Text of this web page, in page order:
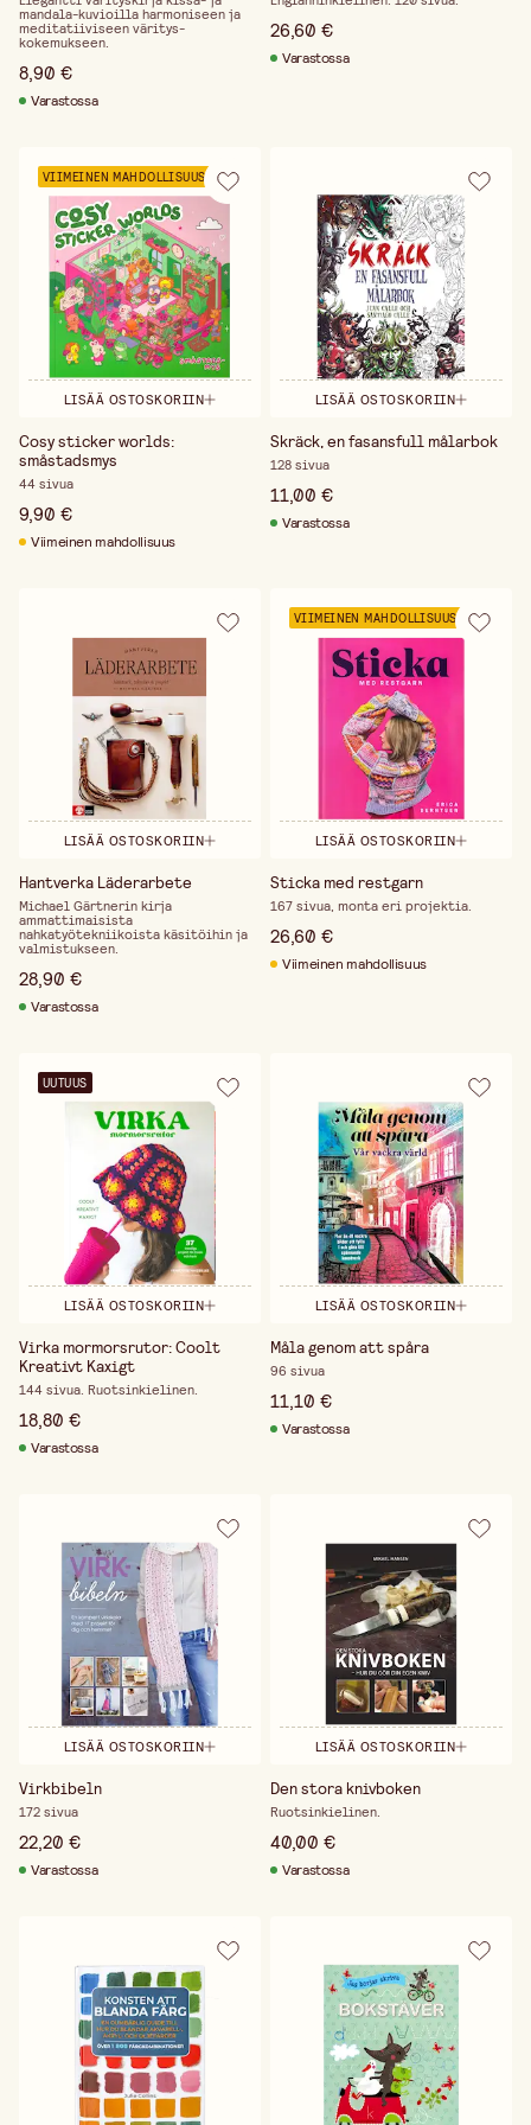
kysymyksiä. Inspiraatio-osiosta löydät runsaan
valikoiman oppaita, jotka voivat inspiroida ja
opastaa erilaisiin luoviin projekteihin. Riippumatta
siitä, milloin inspiraatio iskee, Slöjd-Detaljer on
valmiina tarjoamaan materiaaleja ja ideoita, jotka
mandala-kuvioilla harmoniseen ja
meditatiiviseen väritys­
kokemukseen.
8,90 €
Varastossa
26,60 €
Varastossa
VIIMEINEN MAHDOLLISUUS
LISÄÄ OSTOSKORIIN
Cosy sticker worlds:
småstadsmys
44 sivua
9,90 €
Viimeinen mahdollisuus
LISÄÄ OSTOSKORIIN
Skräck, en fasansfull målarbok
128 sivua
11,00 €
Varastossa
LISÄÄ OSTOSKORIIN
Hantverka Läderarbete
Michael Gärtnerin kirja
ammattimaisista
nahkatyötekniikoista käsitöihin ja
valmistukseen.
28,90 €
Varastossa
VIIMEINEN MAHDOLLISUUS
LISÄÄ OSTOSKORIIN
Sticka med restgarn
167 sivua, monta eri projektia.
26,60 €
Viimeinen mahdollisuus
UUTUUS
LISÄÄ OSTOSKORIIN
Virka mormorsrutor: Coolt
Kreativt Kaxigt
144 sivua. Ruotsinkielinen.
18,80 €
Varastossa
LISÄÄ OSTOSKORIIN
Måla genom att spåra
96 sivua
11,10 €
Varastossa
LISÄÄ OSTOSKORIIN
Virkbibeln
172 sivua
22,20 €
Varastossa
LISÄÄ OSTOSKORIIN
Den stora knivboken
Ruotsinkielinen.
40,00 €
Varastossa